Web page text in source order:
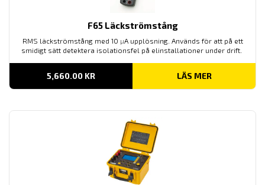
F65 Läckströmstång
RMS läckströmstång med 10 µA upplösning. Används för att på ett
smidigt sätt detektera isolationsfel på elinstallationer under drift.
5,660.00 KR LÄS MER